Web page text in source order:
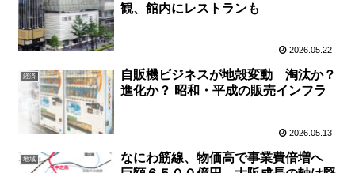
観、館内にレストランも
2026.05.22
経済
自販機ビジネスが地殻変動 淘汰か？
進化か？ 昭和・平成の販売インフラ
2026.05.13
地域
なにわ筋線、物価高で事業費倍増へ